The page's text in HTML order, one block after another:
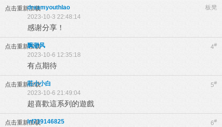
点击重新加载 板凳
dreamyouthlao
2023-10-3 22:48:14
感谢分享！
点击重新加载 4#
飘渺风
2023-10-6 12:35:18
有点期待
点击重新加载 5#
莊小小白
2023-10-6 21:49:04
超喜歡這系列的遊戲
点击重新加载 6#
lrf739146825